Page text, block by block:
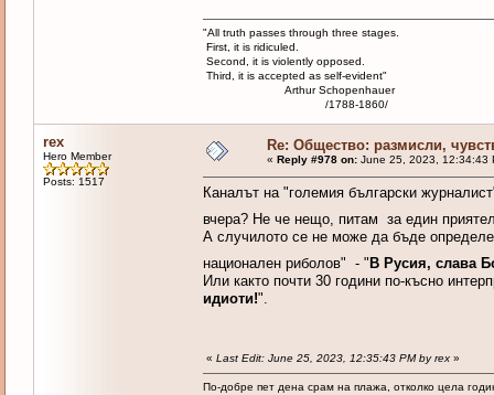
"All truth passes through three stages.
First, it is ridiculed.
Second, it is violently opposed.
Third, it is accepted as self-evident"
Arthur Schopenhauer
/1788-1860/
rex
Hero Member
Posts: 1517
Re: Общество: размисли,
« Reply #978 on:June 25, 2023, 12:34:43
Каналът на "големия български
вчера? Не че нещо, питам за един
А случилото се не може да бъде
национален риболов" - " В Русия, слава
Или както почти 30 години по-късно
идиоти!".
« Last Edit: June 25, 2023, 12:35:43 PM by rex»
По-добре пет дена срам на плажа, отколко цела